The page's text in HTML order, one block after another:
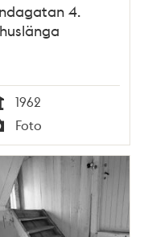
4.
1962
Foto